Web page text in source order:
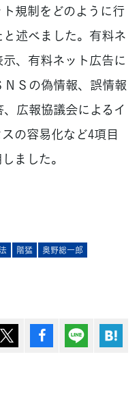
規制をどのように行
述べました。有料ネ
、有料ネット広告に
Ｓの偽情報、誤情報
広報協議会によるイ
の容易化など4項目
ました。
階猛
奥野総一郎
ポスト シェア Lineで送